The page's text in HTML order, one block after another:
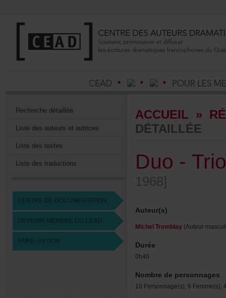
Recherchedétaillée
Listedesauteursetautrices
Listedestextes
Listedestraductions
CENTREDEDOCUMENTATION
DEVENIRMEMBREDUCEAD
FAIREUNDON
ACCUEIL »
DÉTAILLÉE
Duo-
1968]
Auteur(s)
MichelTremblay
Durée
0h40
Nombredepersonnages